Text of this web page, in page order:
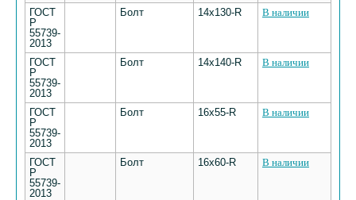
ГОСТ
Р
55739-
2013
Болт 14х130-R В наличии
ГОСТ
Р
55739-
2013
Болт 14х140-R В наличии
ГОСТ
Р
55739-
2013
Болт 16х55-R В наличии
ГОСТ
Р
55739-
2013
Болт 16х60-R В наличии